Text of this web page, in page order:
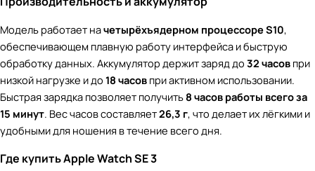
Модель работает начетырёхъядерном процессоре S10,
обеспечивающем плавную работу интерфейса и быструю
обработку данных. Аккумулятор держит заряд до 32 часов при
низкой нагрузке и до 18 часов при активном использовании.
Быстрая зарядка позволяет получить 8 часов работы всего за
15 минут. Вес часов составляет26,3 г, что делает их лёгкими и
удобными для ношения в течение всего дня.
Где купить Apple Watch SE 3